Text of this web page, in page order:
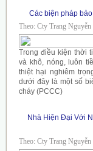
Các biện pháp
Theo: Cty Trang
Trong điều kiện thời
và khô, nóng, luôn
thiệt hại nghiêm
dưới đây là một số
cháy (PCCC)
Nhà Hiện Đại Với
Theo: Cty Trang